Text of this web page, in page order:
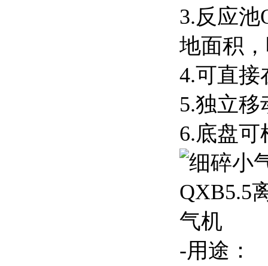
3.反应
地面积
4.可直接
5.独立
6.底盘
-用途：